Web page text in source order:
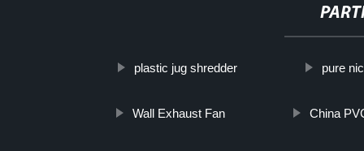
plastic jug shredder pure
Wall Exhaust Fan China